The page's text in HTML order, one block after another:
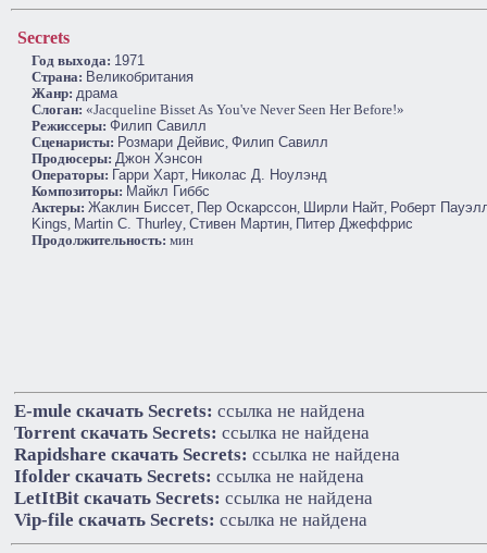
Secrets
Год выхода: 1971
Cтрана: Великобритания
Жанр: драма
Слоган: «Jacqueline Bisset As You've Never Seen Her Before!»
Режиссеры: Филип Савилл
Сценаристы: Розмари Дейвис, Филип Савилл
Продюсеры: Джон Хэнсон
Операторы:
Гарри Харт, Николас Д. Ноулэнд
Композиторы: Майкл Гиббс
Актеры: Жаклин Биссет, Пер Оскарссон, Ширли Найт, Роберт
Kings, Martin C. Thurley, Стивен Мартин,
Питер Джеффрис
Продолжительность: мин
E-mule cкачать Secrets: ссылка не найдена
Torrent cкачать Secrets: ссылка не найдена
Rapidshare cкачать Secrets: ссылка не найдена
Ifolder cкачать Secrets: ссылка не найдена
LetItBit cкачать Secrets: ссылка не найдена
Vip-file cкачать Secrets: ссылка не найдена